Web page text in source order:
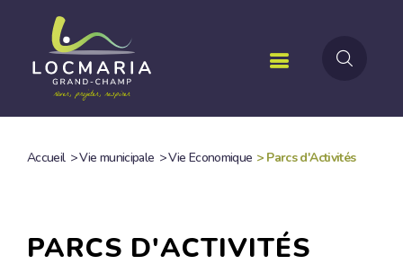
contenu
principal
Accueil >Vie municipale >Vie Economique >Parcs d'Activités
PARCS D'ACTIVITÉS